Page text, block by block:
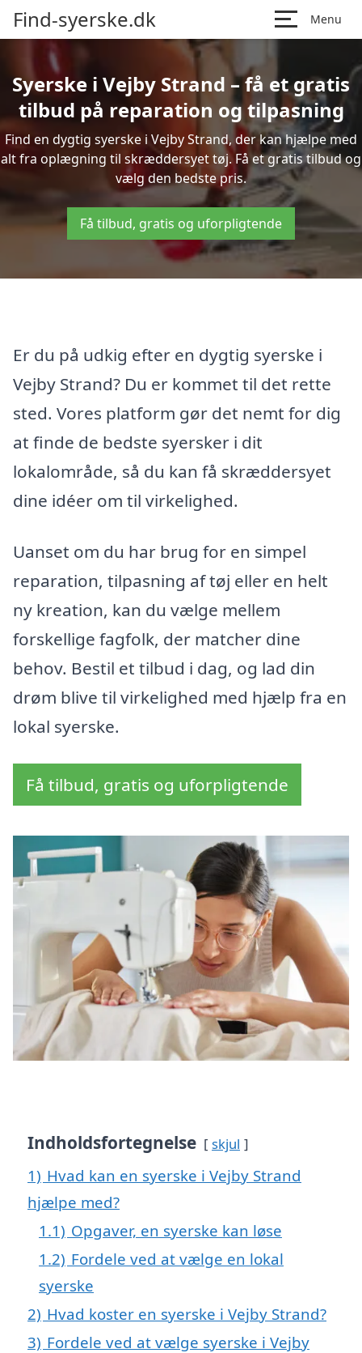
Find-syerske.dk Menu
Syerske i Vejby Strand – få et gratis
tilbud på reparation og tilpasning
Find en dygtig syerske i Vejby Strand, der kan hjælpe med
alt fra oplægning til skræddersyet tøj. Få et gratis tilbud og
vælg den bedste pris.
Få tilbud, gratis og uforpligtende
Er du på udkig efter en dygtig syerske i
Vejby Strand? Du er kommet til det rette
sted. Vores platform gør det nemt for dig
at finde de bedste syersker i dit
lokalområde, så du kan få skræddersyet
dine idéer om til virkelighed.
Uanset om du har brug for en simpel
reparation, tilpasning af tøj eller en helt
ny kreation, kan du vælge mellem
forskellige fagfolk, der matcher dine
behov. Bestil et tilbud i dag, og lad din
drøm blive til virkelighed med hjælp fra en
lokal syerske.
Få tilbud, gratis og uforpligtende
Indholdsfortegnelse skjul
1) Hvad kan en syerske i Vejby Strand
hjælpe med?
1.1) Opgaver, en syerske kan løse
1.2) Fordele ved at vælge en lokal
syerske
2) Hvad koster en syerske i Vejby Strand?
3) Fordele ved at vælge syerske i Vejby